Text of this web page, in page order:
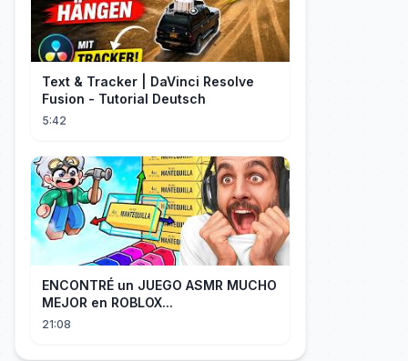
Text & Tracker | DaVinci Resolve
Fusion - Tutorial Deutsch
5:42
ENCONTRÉ un JUEGO ASMR MUCHO
MEJOR en ROBLOX...
21:08